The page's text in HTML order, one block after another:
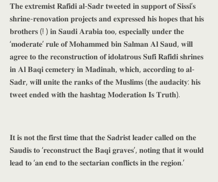
𝐓𝐡𝐞 𝐞𝐱𝐭𝐫𝐞𝐦𝐢𝐬𝐭 𝐑𝐚𝐟𝐢𝐝𝐢 𝐚𝐥-𝐒𝐚𝐝𝐫 𝐭𝐰𝐞𝐞𝐭𝐞𝐝 𝐢𝐧 𝐬𝐮𝐩𝐩𝐨𝐫𝐭 𝐨𝐟 𝐒𝐢𝐬𝐬𝐢’𝐬
𝐬𝐡𝐫𝐢𝐧𝐞-𝐫𝐞𝐧𝐨𝐯𝐚𝐭𝐢𝐨𝐧 𝐩𝐫𝐨𝐣𝐞𝐜𝐭𝐬 𝐚𝐧𝐝 𝐞𝐱𝐩𝐫𝐞𝐬𝐬𝐞𝐝 𝐡𝐢𝐬 𝐡𝐨𝐩𝐞𝐬 𝐭𝐡𝐚𝐭 𝐡𝐢𝐬
𝐛𝐫𝐨𝐭𝐡𝐞𝐫𝐬 (! ) 𝐢𝐧 𝐒𝐚𝐮𝐝𝐢 𝐀𝐫𝐚𝐛𝐢𝐚 𝐭𝐨𝐨, 𝐞𝐬𝐩𝐞𝐜𝐢𝐚𝐥𝐥𝐲 𝐮𝐧𝐝𝐞𝐫 𝐭𝐡𝐞
‘𝐦𝐨𝐝𝐞𝐫𝐚𝐭𝐞’ 𝐫𝐮𝐥𝐞 𝐨𝐟 𝐌𝐨𝐡𝐚𝐦𝐦𝐞𝐝 𝐛𝐢𝐧 𝐒𝐚𝐥𝐦𝐚𝐧 𝐀𝐥 𝐒𝐚𝐮𝐝, 𝐰𝐢𝐥𝐥
𝐚𝐠𝐫𝐞𝐞 𝐭𝐨 𝐭𝐡𝐞 𝐫𝐞𝐜𝐨𝐧𝐬𝐭𝐫𝐮𝐜𝐭𝐢𝐨𝐧 𝐨𝐟 𝐢𝐝𝐨𝐥𝐚𝐭𝐫𝐨𝐮𝐬 𝐒𝐮𝐟𝐢 𝐑𝐚𝐟𝐢𝐝𝐢 𝐬𝐡𝐫𝐢𝐧𝐞𝐬
𝐢𝐧 𝐀𝐥 𝐁𝐚𝐪𝐢 𝐜𝐞𝐦𝐞𝐭𝐞𝐫𝐲 𝐢𝐧 𝐌𝐚𝐝𝐢𝐧𝐚𝐡, 𝐰𝐡𝐢𝐜𝐡, 𝐚𝐜𝐜𝐨𝐫𝐝𝐢𝐧𝐠 𝐭𝐨 𝐚𝐥-
𝐒𝐚𝐝𝐫, 𝐰𝐢𝐥𝐥 𝐮𝐧𝐢𝐭𝐞 𝐭𝐡𝐞 𝐫𝐚𝐧𝐤𝐬 𝐨𝐟 𝐭𝐡𝐞 𝐌𝐮𝐬𝐥𝐢𝐦𝐬 (𝐭𝐡𝐞 𝐚𝐮𝐝𝐚𝐜𝐢𝐭𝐲: 𝐡𝐢𝐬
𝐭𝐰𝐞𝐞𝐭 𝐞𝐧𝐝𝐞𝐝 𝐰𝐢𝐭𝐡 𝐭𝐡𝐞 𝐡𝐚𝐬𝐡𝐭𝐚𝐠 𝐌𝐨𝐝𝐞𝐫𝐚𝐭𝐢𝐨𝐧 𝐈𝐬 𝐓𝐫𝐮𝐭𝐡).
𝐈𝐭 𝐢𝐬 𝐧𝐨𝐭 𝐭𝐡𝐞 𝐟𝐢𝐫𝐬𝐭 𝐭𝐢𝐦𝐞 𝐭𝐡𝐚𝐭 𝐭𝐡𝐞 𝐒𝐚𝐝𝐫𝐢𝐬𝐭 𝐥𝐞𝐚𝐝𝐞𝐫 𝐜𝐚𝐥𝐥𝐞𝐝 𝐨𝐧 𝐭𝐡𝐞
𝐒𝐚𝐮𝐝𝐢𝐬 𝐭𝐨 ‘𝐫𝐞𝐜𝐨𝐧𝐬𝐭𝐫𝐮𝐜𝐭 𝐭𝐡𝐞 𝐁𝐚𝐪𝐢 𝐠𝐫𝐚𝐯𝐞𝐬’, 𝐧𝐨𝐭𝐢𝐧𝐠 𝐭𝐡𝐚𝐭 𝐢𝐭 𝐰𝐨𝐮𝐥𝐝
𝐥𝐞𝐚𝐝 𝐭𝐨 ‘𝐚𝐧 𝐞𝐧𝐝 𝐭𝐨 𝐭𝐡𝐞 𝐬𝐞𝐜𝐭𝐚𝐫𝐢𝐚𝐧 𝐜𝐨𝐧𝐟𝐥𝐢𝐜𝐭𝐬 𝐢𝐧 𝐭𝐡𝐞 𝐫𝐞𝐠𝐢𝐨𝐧.’